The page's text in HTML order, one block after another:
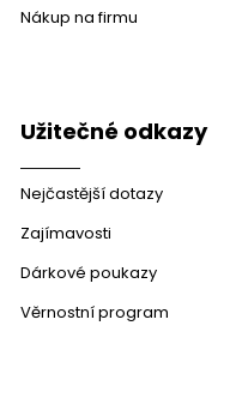
Nákup na firmu
Užitečné odkazy
Nejčastější dotazy
Zajímavosti
Dárkové poukazy
Věrnostní program